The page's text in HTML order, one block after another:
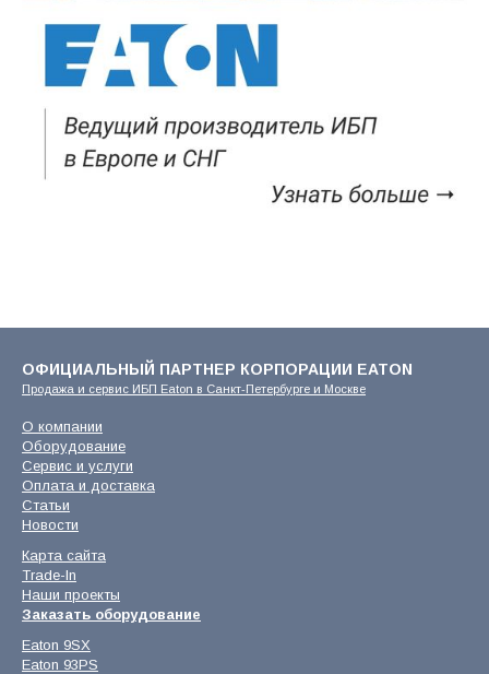
ОФИЦИАЛЬНЫЙ ПАРТНЕР КОРПОРАЦИИ EATON
Продажа и сервис ИБП Eaton в Санкт-Петербурге и Москве
О компании
Оборудование
Сервис и услуги
Оплата и доставка
Статьи
Новости
Карта сайта
Trade-In
Наши проекты
Заказать оборудование
Eaton 9SX
Eaton 93PS